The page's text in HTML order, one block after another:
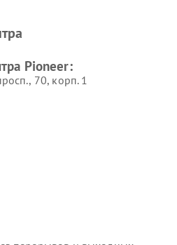
Pioneer:
70, корп. 1